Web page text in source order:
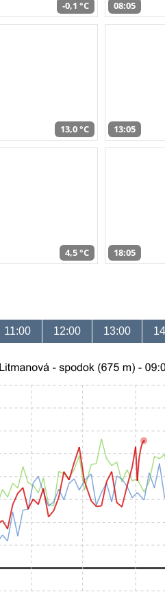
-0,1 °C 08:05
13,0 °C 13:05
4,5 °C 18:05
11:00 12:00 13:00